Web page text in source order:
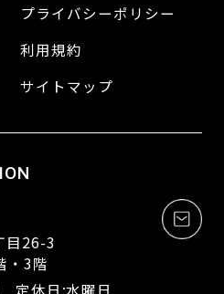
プライバシーポリシー
利用規約
サイトマップ
目26-3
・3階
定休日:水曜日